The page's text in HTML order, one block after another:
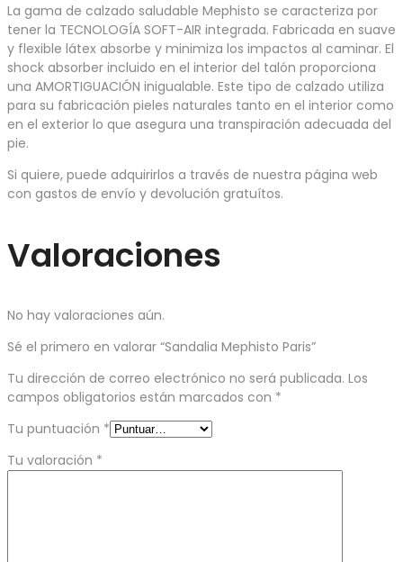
La gama de calzado saludable Mephisto se caracteriza por
tener la TECNOLOGÍA SOFT-AIR integrada. Fabricada en suave
y flexible látex absorbe y minimiza los impactos al caminar. El
shock absorber incluido en el interior del talón proporciona
una AMORTIGUACIÓN inigualable. Este tipo de calzado utiliza
para su fabricación pieles naturales tanto en el interior como
en el exterior lo que asegura una transpiración adecuada del
pie.
Si quiere, puede adquirirlos a través de nuestra página web
con gastos de envío y devolución gratuítos.
Valoraciones
No hay valoraciones aún.
Sé el primero en valorar “Sandalia Mephisto Paris”
Tu dirección de correo electrónico no será publicada. Los
campos obligatorios están marcados con *
Tu puntuación *
Tu valoración *